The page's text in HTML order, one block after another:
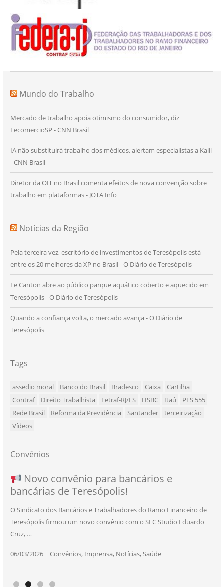
Mundo do Trabalho
Mercado de trabalho apoia otimismo do consumidor, diz
FecomercioSP - CNN Brasil
IA não substituirá trabalho dos médicos, alertam especialistas a Kalil
- CNN Brasil
Diretor da OIT no Brasil comenta efeitos de nova convenção sobre
trabalho em plataformas - JOTA Info
Notícias da Região
Pela terceira vez, escritório de investimentos de Teresópolis está
entre os 20 melhores da XP no Brasil - O Diário de Teresópolis
Le Canton abre ao público parque aquático coberto e aquecido em
Teresópolis - O Diário de Teresópolis
Quando a confiança volta, o mercado avança - O Diário de
Teresópolis
Tags
assedio moral Banco do Brasil Bradesco Caixa
Cartilha
Contraf
Direito Trabalhista Fetraf-RJ/ES HSBC Itaú
PLS 555
Rede Brasil
Reforma da Previdência Santander
terceirização
Vídeos
Convênios
SEU NOVO BENEFÍCIO CHEGOU
Novo convênio para bancários e
bancárias de Teresópolis!
O Sindicato dos Bancários e Trabalhadores do Ramo Financeiro de
Teresópolis firmou um novo convênio com o SEC Studio Eduardo
Cruz, …
06/03/2026| Convênios, Imprensa, Notícias,Saúde
NOVO CONVÊNIO PARA VOCÊ, BANCÁRIO
E BANCÁRIA!
25/11/2025| Convênios, Imprensa, Notícias,Saúde
Convênio com a Rede de Ensino Técnico e
Centro de Qualificação Técnica